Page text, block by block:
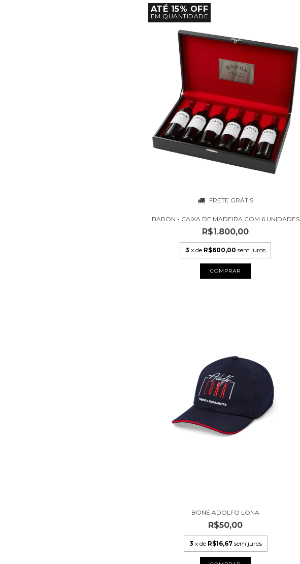
ATÉ 15% OFF
EM QUANTIDADE
FRETE GRÁTIS
BARON - CAIXA DE MADEIRA COM 6 UNIDADES
R$1.800,00
3 x de R$600,00 sem juros
BONÉ ADOLFO LONA
R$50,00
3 x de R$16,67 sem juros